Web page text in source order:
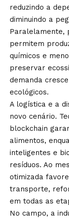
reduzindo a
diminuindo a
Paralelamente,
permitem
químicos e
preservar
demanda
ecológicos.
A logística e a
novo cenário.
blockchain
alimentos,
inteligentes e
resíduos. Ao
otimizada
transporte,
em todas as
No campo, a